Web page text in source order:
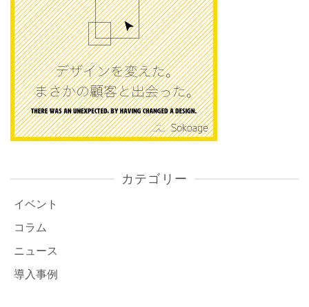
カテゴリー
イベント
コラム
ニュース
導入事例